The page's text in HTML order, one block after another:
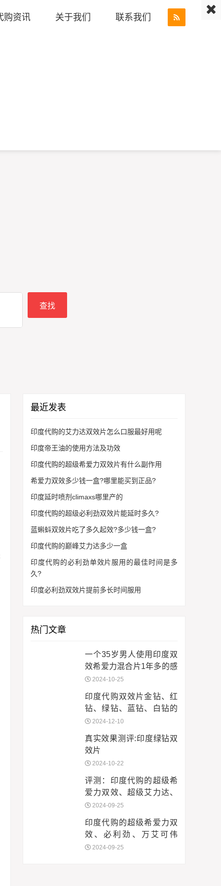
购资讯 关于我们 联系我们
最近发表
印度代购的艾力达双效片怎么口服最好用呢
印度帝王油的使用方法及功效
印度代购的超级希爱力双效片有什么副作用
希爱力双效多少钱一盒?哪里能买到正品?
印度延时喷剂climaxs哪里产的
印度代购的超级必利劲双效片能延时多久?
蓝蝌蚪双效片吃了多久起效?多少钱一盒?
印度代购的巅峰艾力达多少一盒
印度代购的必利劲单效片服用的最佳时间是多
久?
印度必利劲双效片提前多长时间服用
热门文章
一个35岁男人使用印度双
效希爱力混合片1年多的感
受 2024-10-25
印度代购双效片金钻、红
钻、绿钻、蓝钻、白钻的
区别与选择指南
2024-12-10
真实效果测评:印度绿钻双
效片
2024-10-22
评测：印度代购的超级希
爱力双效、超级艾力达、
必利劲、万艾可伟哥等
2024-09-25
印度代购的超级希爱力双
效、必利劲、万艾可伟
哥、蓝P、蓝蝌蚪、金钻、
2024-09-25